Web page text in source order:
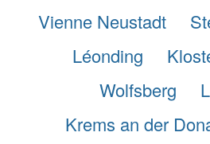
Vienne Neustadt
Léonding
Wolfsberg
Krems an der